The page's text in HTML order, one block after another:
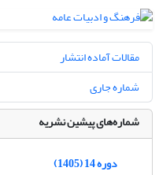
مقالات آماده انتشار
شماره جاری
شماره‌های پیشین نشریه
دوره 14 (1405)